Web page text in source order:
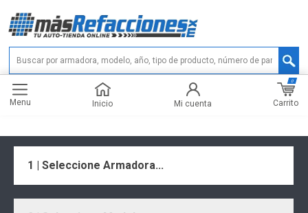
Menu Inicio Mi cuenta Carrito
0
1 | Seleccione Armadora...